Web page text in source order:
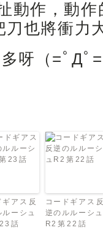
動作，動
刀也將衝力
呀（=ﾟДﾟ
ギアス 反
ルーシュ
話
コードギアス
逆のルルーシュ
R2 第 22 話